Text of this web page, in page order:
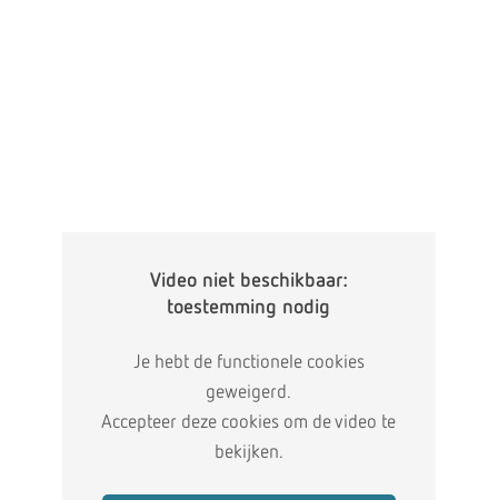
Video niet beschikbaar:
toestemming nodig
Je hebt de functionele cookies
geweigerd.
Accepteer deze cookies om de video te
bekijken.